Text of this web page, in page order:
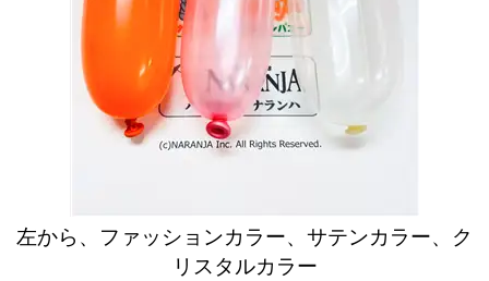
左から、ファッションカラー、サテンカラー、ク
リスタルカラー